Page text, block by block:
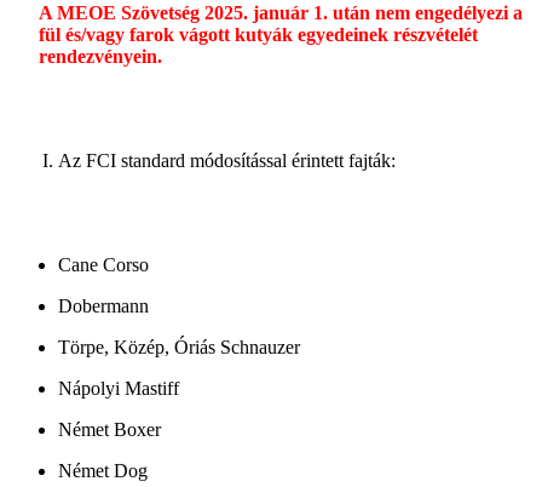
A MEOE Szövetség 2025. január 1. után nem engedélyezi a
fül és/vagy farok vágott kutyák egyedeinek részvételét
rendezvényein.
Az FCI standard módosítással érintett fajták:
Cane Corso
Dobermann
Törpe, Közép, Óriás Schnauzer
Nápolyi Mastiff
Német Boxer
Német Dog